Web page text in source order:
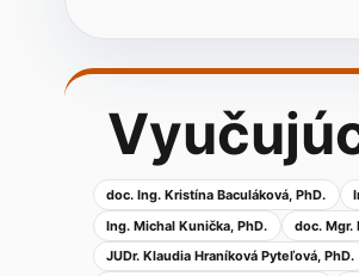
doc. Ing. Kristína Baculáková, PhD.
Ing. Michal Kunička, PhD.
doc. Mgr.
JUDr. Klaudia Hraníková Pyteľová, PhD.